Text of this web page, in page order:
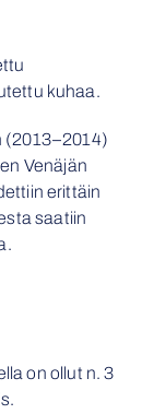
kuhaa.
(2013–2014)
Venäjän
erittäin
saatiin
on ollut n. 3